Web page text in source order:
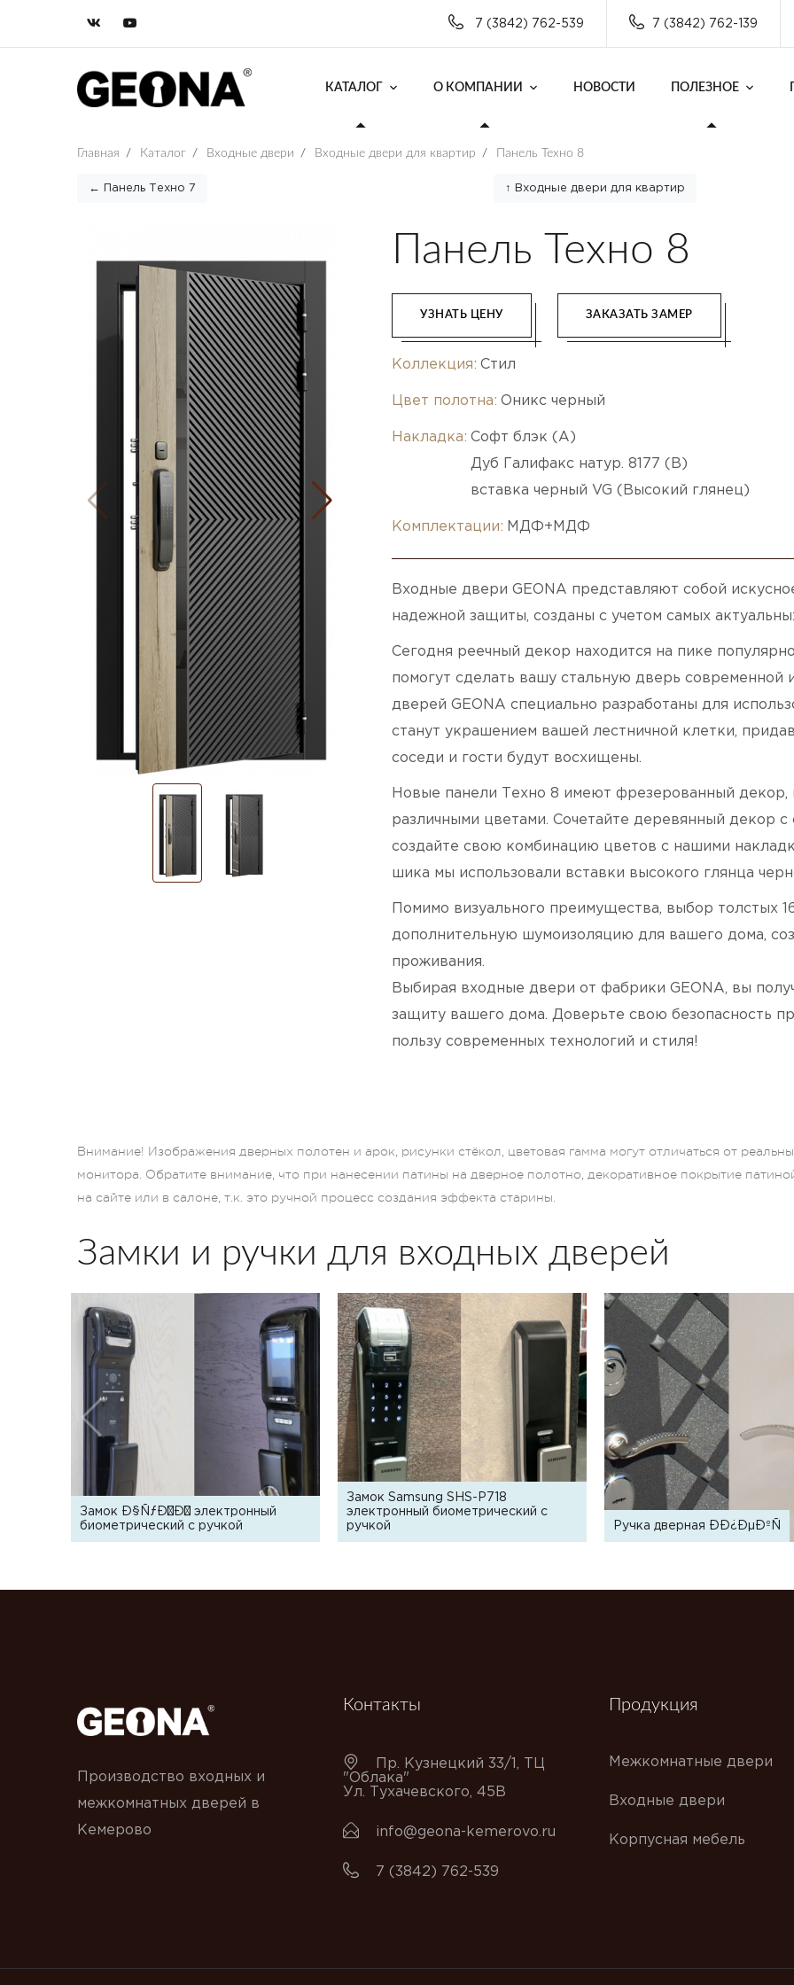
7 (3842) 762-539 7 (3842) 762-139
КАТАЛОГ О КОМПАНИИ НОВОСТИ ПОЛЕЗНОЕ
Главная / Каталог / Входные двери / Входные двери для квартир / Панель Техно 8
← Панель Техно 7 ↑ Входные двери для квартир
Панель Техно 8
УЗНАТЬ ЦЕНУ ЗАКАЗАТЬ ЗАМЕР
Коллекция: Стил
Цвет полотна: Оникс черный
Накладка: Софт блэк (А)
Дуб Галифакс натур. 8177 (B)
вставка черный VG (Высокий глянец)
Комплектации: МДФ+МДФ
Входные двери GEONA представляют собой
надежной защиты, созданы с учетом самых
Сегодня реечный декор находится на пике
помогут сделать вашу стальную дверь современной
дверей GEONA специально разработаны для
станут украшением вашей лестничной клетки,
соседи и гости будут восхищены.
Новые панели Техно 8 имеют фрезерованный
различными цветами. Сочетайте деревянный декор
создайте свою комбинацию цветов с нашими
шика мы использовали вставки высокого глянца
Помимо визуального преимущества, выбор толстых
дополнительную шумоизоляцию для вашего дома,
проживания.
Выбирая входные двери от фабрики GEONA, вы
защиту вашего дома. Доверьте свою безопасность
пользу современных технологий и стиля!
Внимание! Изображения дверных полотен и арок, рисунки стёкол, цветовая гамма могут отличаться от
монитора. Обратите внимание, что при нанесении патины на дверное полотно, декоративное покрытие
на сайте или в салоне, т.к. это ручной процесс создания эффекта старины.
Замки и ручки для входных дверей
Замок Ð§ÑƒÐ¼Ð¾ электронный
биометрический с ручкой
Замок Samsung SHS-P718
электронный биометрический с
ручкой
Ручка дверная ÐÐ¿ÐµÐºÑ
Производство входных и
межкомнатных дверей в
Кемерово
Контакты
Пр. Кузнецкий 33/1, ТЦ
"Облака"
Ул. Тухачевского, 45В
info@geona-kemerovo.ru
7 (3842) 762-539
Продукция
Межкомнатные двери
Входные двери
Корпусная мебель